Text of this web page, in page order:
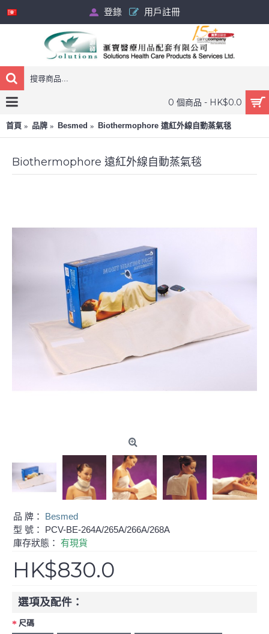
登錄 用戶註冊
0 個商品 - HK$0.0
首頁 品牌 Besmed Biothermophore 遠紅外線自動蒸氣毯
Biothermophore 遠紅外線自動蒸氣毯
品 牌： Besmed
型 號： PCV-BE-264A/265A/266A/268A
庫存狀態： 有現貨
HK$830.0
選項及配件：
尺碼